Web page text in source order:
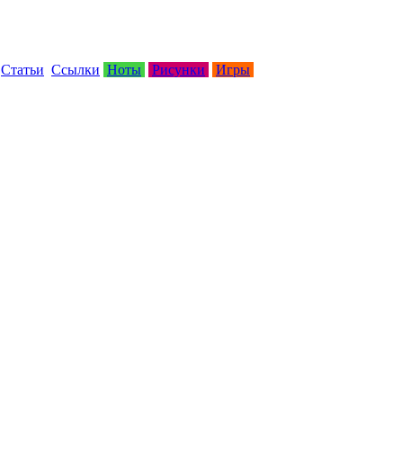
Статьи Ссылки Ноты Рисунки
Игры